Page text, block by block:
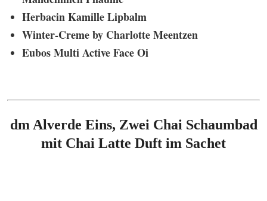
Herbacin Kamille Lipbalm
Winter-Creme by Charlotte Meentzen
Eubos Multi Active Face Oi
dm Alverde Eins, Zwei Chai Schaumbad
mit Chai Latte Duft im Sachet